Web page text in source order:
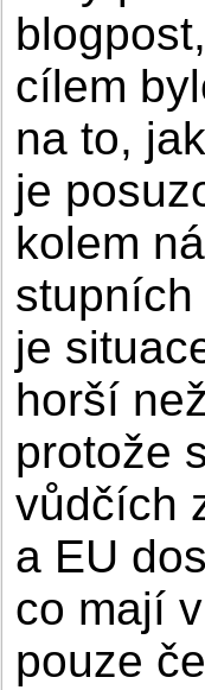
cílem
na to,
je
kolem
je
horší
protože
vůdčích
a EU
co mají
pouze